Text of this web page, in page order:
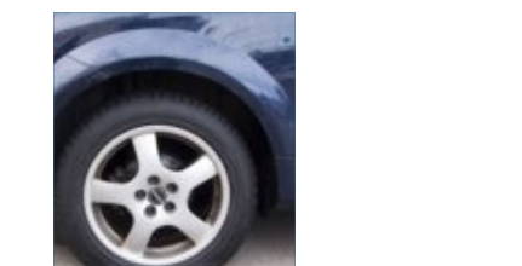
som i Västerås, med
växlande temperaturer,
snö, regn och tjäle,
utsätts mark och
byggnader för stora
påfrestnin...